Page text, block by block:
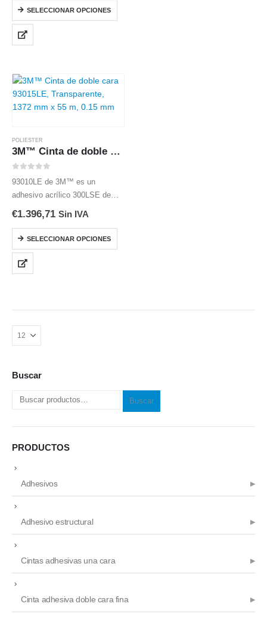
fabricación y el envío.
Resistencia a la
tracción.Adhesivo removible
SELECCIONAR OPCIONES
POLIESTER
3M™ Cinta de doble cara 93015LE
93010LE de 3M™ es un
adhesivo acrílico 300LSE de
liner de papel kraft n.º 58 de 107
µm revestido con varias capas.
€1.396,71 Sin IVA
SELECCIONAR OPCIONES
Buscar
Buscar
PRODUCTOS
Adhesivos
Adhesivo estructural
Cintas adhesivas una cara
Cinta adhesiva doble cara fina